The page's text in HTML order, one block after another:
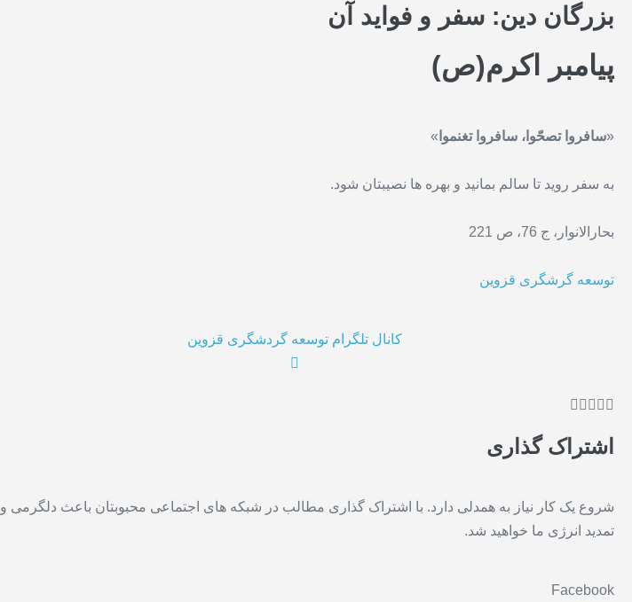
بزرگان دین: سفر و فواید آن
پیامبر اکرم(ص)
«سافروا تصحّوا، سافروا تغنموا »
به سفر روید تا سالم بمانید و بهره ها نصیبتان شود.
بحارالانوار، ج 76، ص 221
توسعه گرشگری قزوین
کانال تلگرام توسعه گردشگری قزوین
    
اشتراک گذاری
شروع یک کار نیاز به همدلی دارد. با اشتراک گذاری مطالب در شبکه های اجتماعی محبوبتان باعث دلگرمی و
تمدید انرژی ما خواهید شد.
Facebook